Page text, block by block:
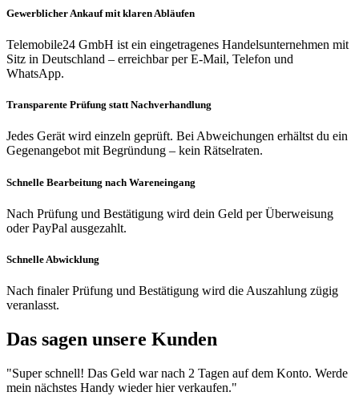
Gewerblicher Ankauf mit klaren Abläufen
Telemobile24 GmbH ist ein eingetragenes Handelsunternehmen mit
Sitz in Deutschland – erreichbar per E-Mail, Telefon und
WhatsApp.
Transparente Prüfung statt Nachverhandlung
Jedes Gerät wird einzeln geprüft. Bei Abweichungen erhältst du ein
Gegenangebot mit Begründung – kein Rätselraten.
Schnelle Bearbeitung nach Wareneingang
Nach Prüfung und Bestätigung wird dein Geld per Überweisung
oder PayPal ausgezahlt.
Schnelle Abwicklung
Nach finaler Prüfung und Bestätigung wird die Auszahlung zügig
veranlasst.
Das sagen unsere Kunden
"Super schnell! Das Geld war nach 2 Tagen auf dem Konto. Werde
mein nächstes Handy wieder hier verkaufen."